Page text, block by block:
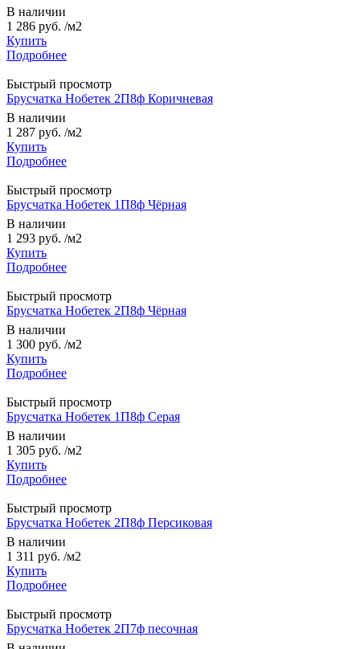
В наличии
1 286 руб. /м2
Купить
Подробнее
Быстрый просмотр
Брусчатка Нобетек 2П8ф Коричневая
В наличии
1 287 руб. /м2
Купить
Подробнее
Быстрый просмотр
Брусчатка Нобетек 1П8ф Чёрная
В наличии
1 293 руб. /м2
Купить
Подробнее
Быстрый просмотр
Брусчатка Нобетек 2П8ф Чёрная
В наличии
1 300 руб. /м2
Купить
Подробнее
Быстрый просмотр
Брусчатка Нобетек 1П8ф Серая
В наличии
1 305 руб. /м2
Купить
Подробнее
Быстрый просмотр
Брусчатка Нобетек 2П8ф Персиковая
В наличии
1 311 руб. /м2
Купить
Подробнее
Быстрый просмотр
Брусчатка Нобетек 2П7ф песочная